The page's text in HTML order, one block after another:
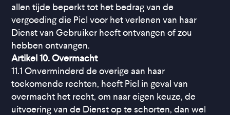
allen tijde beperkt tot het bedrag van de
vergoeding die Picl voor het verlenen van haar
Dienst van Gebruiker heeft ontvangen of zou
hebben ontvangen.
Artikel 10. Overmacht
11.1 Onverminderd de overige aan haar
toekomende rechten, heeft Picl in geval van
overmacht het recht, om naar eigen keuze, de
uitvoering van de Dienst op te schorten, dan wel